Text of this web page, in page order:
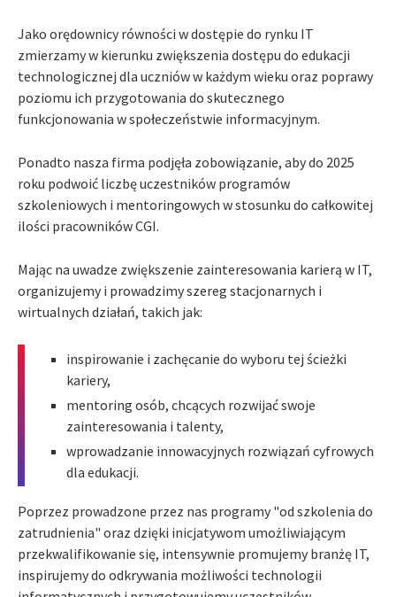
Jako orędownicy równości w dostępie do rynku IT
zmierzamy w kierunku zwiększenia dostępu do edukacji
technologicznej dla uczniów w każdym wieku oraz poprawy
poziomu ich przygotowania do skutecznego
funkcjonowania w społeczeństwie informacyjnym.
Ponadto nasza firma podjęła zobowiązanie, aby do 2025
roku podwoić liczbę uczestników programów
szkoleniowych i mentoringowych w stosunku do całkowitej
ilości pracowników CGI.
Mając na uwadze zwiększenie zainteresowania karierą w IT,
organizujemy i prowadzimy szereg stacjonarnych i
wirtualnych działań, takich jak:
inspirowanie i zachęcanie do wyboru tej ścieżki
kariery,
mentoring osób, chcących rozwijać swoje
zainteresowania i talenty,
wprowadzanie innowacyjnych rozwiązań cyfrowych
dla edukacji.
Poprzez prowadzone przez nas programy "od szkolenia do
zatrudnienia" oraz dzięki inicjatywom umożliwiającym
przekwalifikowanie się, intensywnie promujemy branżę IT,
inspirujemy do odkrywania możliwości technologii